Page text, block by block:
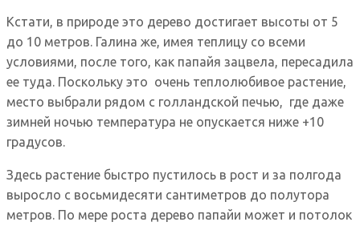
Кстати, в природе это дерево достигает высоты от 5
до 10 метров. Галина же, имея теплицу со всеми
условиями, после того, как папайя зацвела, пересадила
ее туда. Поскольку это очень теплолюбивое растение,
место выбрали рядом с голландской печью, где даже
зимней ночью температура не опускается ниже +10
градусов.
Здесь растение быстро пустилось в рост и за полгода
выросло с восьмидесяти сантиметров до полутора
метров. По мере роста дерево папайи может и потолок